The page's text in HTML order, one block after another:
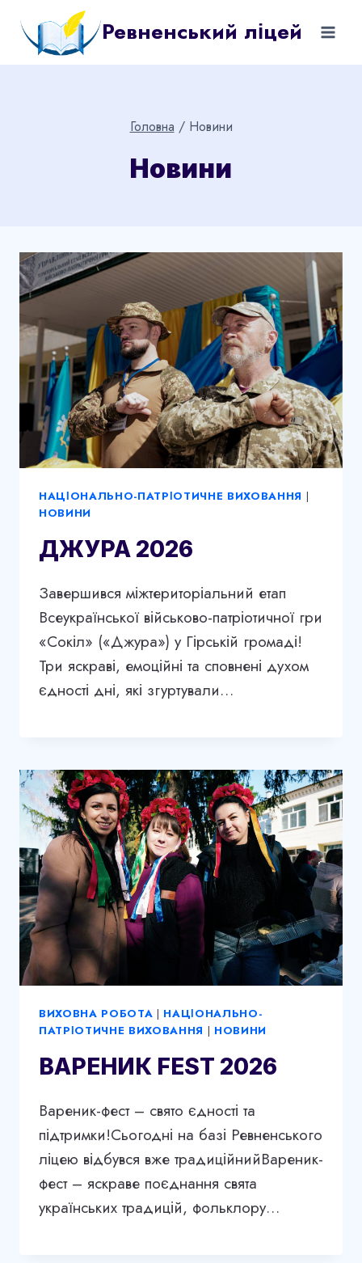
вмісту
Ревненський ліцей
Головна / Новини
Новини
НАЦІОНАЛЬНО-ПАТРІОТИЧНЕ ВИХОВАННЯ |
НОВИНИ
ДЖУРА 2026
Завершився міжтериторіальний етап
Всеукраїнської військово-патріотичної гри
«Сокіл» («Джура») у Гірській громаді!
Три яскраві, емоційні та сповнені духом
єдності дні, які згуртували…
ВИХОВНА РОБОТА | НАЦІОНАЛЬНО-
ПАТРІОТИЧНЕ ВИХОВАННЯ | НОВИНИ
ВАРЕНИК FEST 2026
Вареник-фест – свято єдності та
підтримки!Сьогодні на базі Ревненського
ліцею відбувся вже традиційнийВареник-
фест – яскраве поєднання свята
українських традицій, фольклору…